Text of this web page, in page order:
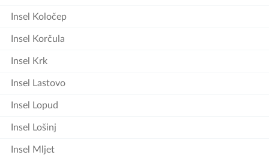
Insel Koločep
Insel Korčula
Insel Krk
Insel Lastovo
Insel Lopud
Insel Lošinj
Insel Mljet